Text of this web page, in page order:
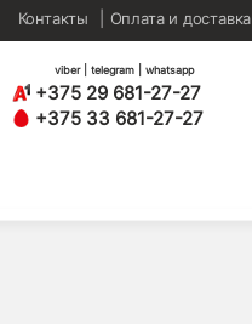
Контакты Оплата и доставка
viber | telegram | whatsapp
+375 29 681-27-27
+375 33 681-27-27